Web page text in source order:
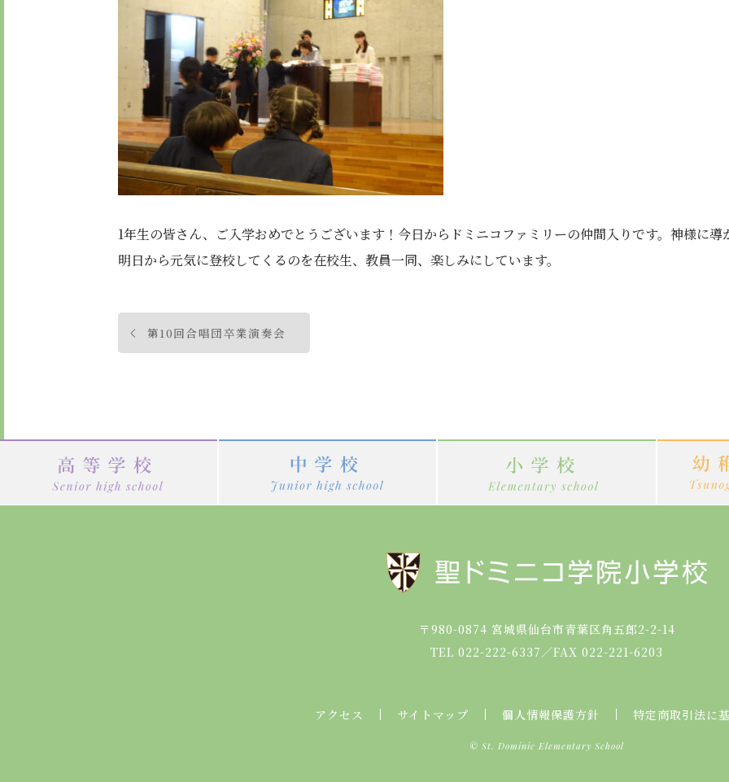
1年生の皆さん、ご入学おめでとうございます！今日からドミニコファミリーの仲間入りです。神様に
明日から元気に登校してくるのを在校生、教員一同、楽しみにしています。
投
稿
ゲ
ー
第10回合唱団卒業演奏会
〒980-0874 宮城県仙台市青葉区角五郎2-2-14
TEL 022-222-6337 ／FAX 022-221-6203
アクセス サイトマップ 個人情報保護方針 特定商取引法に
© St. Dominic Elementary School